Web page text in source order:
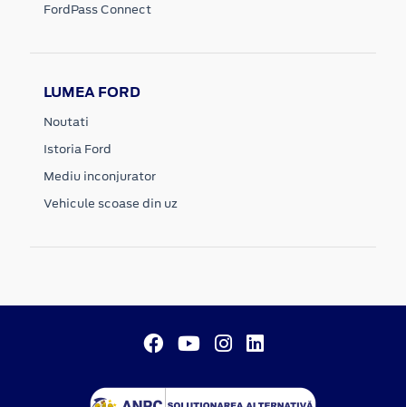
FordPass Connect
LUMEA FORD
Noutati
Istoria Ford
Mediu inconjurator
Vehicule scoase din uz